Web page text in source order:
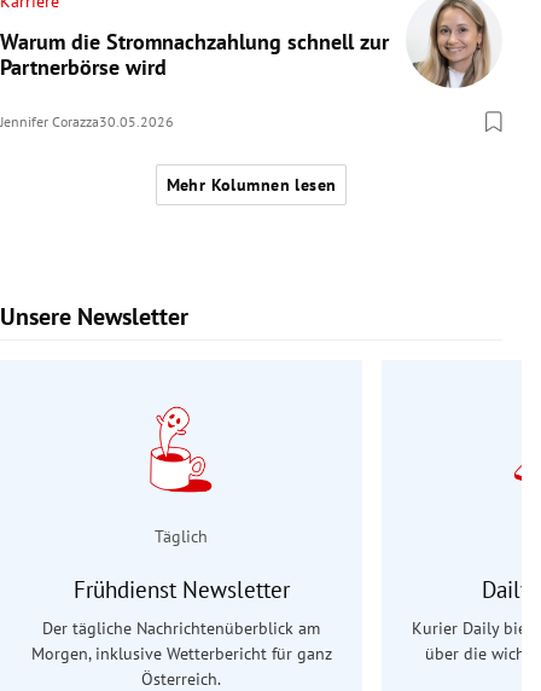
Warum die Stromnachzahlung schnell zur
Partnerbörse wird
Jennifer Corazza30.05.2026
Mehr Kolumnen lesen
Unsere Newsletter
Slide 1 von 9
Täglich
Frühdienst Newsletter
Der tägliche Nachrichtenüberblick am
Morgen, inklusive Wetterbericht für ganz
Österreich.
Daily
Kurier Daily
über die